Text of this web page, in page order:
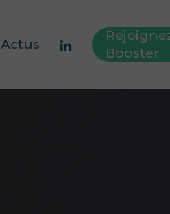
Actus
Booster
linkedin